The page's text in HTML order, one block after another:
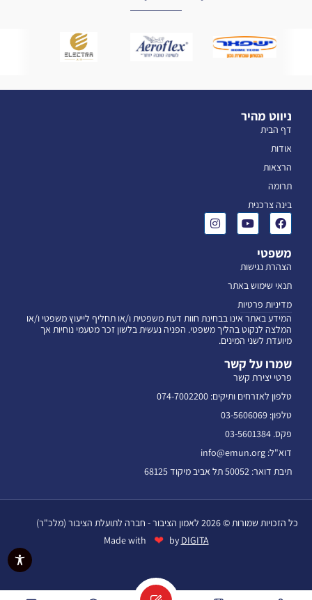
ניווט מהיר
דף הבית
אודות
הרצאות
תרומה
בינה צרכנית
משפטי
הצהרת נגישות
תנאי שימוש באתר
מדיניות פרטיות
המידע באתר אינו בבחינת חוות דעת משפטית ו/או תחליף לייעוץ משפטי ו/או
המלצה לנקוט בהליך משפטי. הפניה נעשית בלשון זכר מטעמי נוחיות אך
מיועדת לשני המינים.
שמרו על קשר
פרטי יצירת קשר
טלפון לאזרחים ותיקים: 074-7002200
טלפון: 03-5606069
פקס. 03-5601384
דוא"ל: info@emun.org
תיבת דואר: 50052 תל אביב מיקוד 68125
כל הזכויות שמורות © 2026 לאמון הציבור - חברה לתועלת הציבור (מלכ"ר)
Made with
❤ by DIGITA